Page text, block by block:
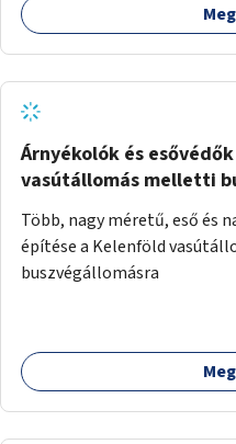
Árnyékolók és
vasútállomás melletti
Több, nagy méretű, eső és
építése a Kelenföld
buszvégállomásra